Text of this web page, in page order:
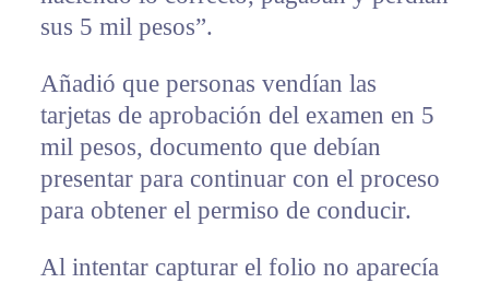
sus 5 mil pesos”.
Añadió que personas vendían las
tarjetas de aprobación del examen en 5
mil pesos, documento que debían
presentar para continuar con el proceso
para obtener el permiso de conducir.
Al intentar capturar el folio no aparecía